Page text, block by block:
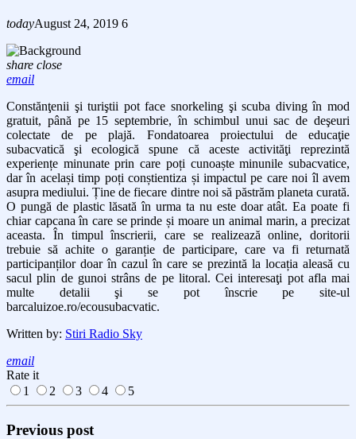
todayAugust 24, 2019 6
share close
email
Constănţenii şi turiştii pot face snorkeling şi scuba diving în mod
gratuit, până pe 15 septembrie, în schimbul unui sac de deşeuri
colectate de pe plajă. Fondatoarea proiectului de educaţie
subacvatică şi ecologică spune că aceste activităţi reprezintă
experiențe minunate prin care poți cunoaște minunile subacvatice,
dar în același timp poți conștientiza și impactul pe care noi îl avem
asupra mediului. Ține de fiecare dintre noi să păstrăm planeta curată.
O pungă de plastic lăsată în urma ta nu este doar atât. Ea poate fi
chiar capcana în care se prinde și moare un animal marin, a precizat
aceasta. În timpul înscrierii, care se realizează online, doritorii
trebuie să achite o garanție de participare, care va fi returnată
participanților doar în cazul în care se prezintă la locația aleasă cu
sacul plin de gunoi strâns de pe litoral. Cei interesaţi pot afla mai
multe detalii şi se pot înscrie pe site-ul
barcaluizoe.ro/ecousubacvatic.
Written by: Stiri Radio Sky
email
Rate it
1
2 3 4 5
Previous post